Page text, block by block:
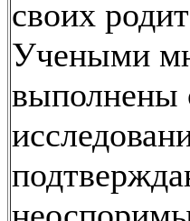
своих
Учеными
выполнены